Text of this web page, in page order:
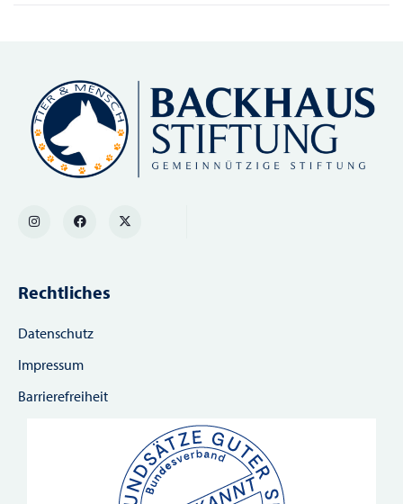
Rechtliches
Datenschutz
Impressum
Barrierefreiheit